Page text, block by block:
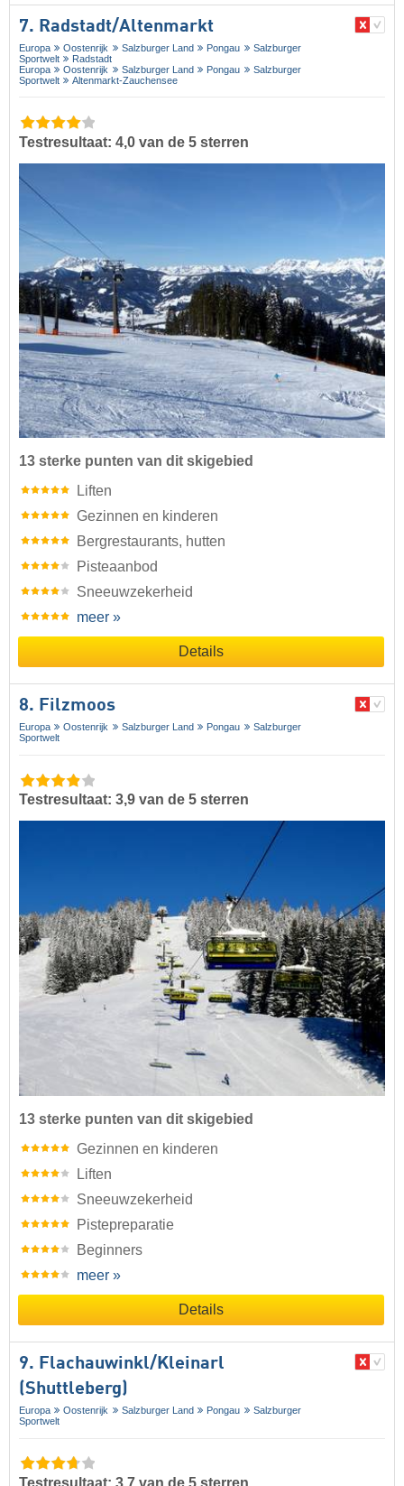
7. Radstadt/​Altenmarkt
Europa Oostenrijk Salzburger Land Pongau
Salzburger
Sportwelt
Radstadt
Europa
Oostenrijk Salzburger Land Pongau
Salzburger
Sportwelt
Altenmarkt-Zauchensee
Testresultaat: 4,0 van de 5 sterren
13 sterke punten van dit skigebied
Liften
Gezinnen en kinderen
Bergrestaurants, hutten
Pisteaanbod
Sneeuwzekerheid
meer »
Details
8. Filzmoos
Europa Oostenrijk Salzburger Land Pongau
Salzburger
Sportwelt
Testresultaat: 3,9 van de 5 sterren
13 sterke punten van dit skigebied
Gezinnen en kinderen
Liften
Sneeuwzekerheid
Pistepreparatie
Beginners
meer »
Details
9. Flachauwinkl/​Kleinarl
(Shuttleberg)
Europa Oostenrijk Salzburger Land Pongau
Salzburger
Sportwelt